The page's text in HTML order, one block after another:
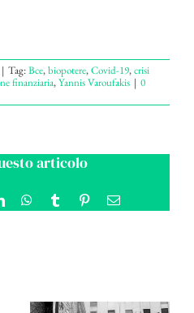
| Tag:Bce,biopotere,Covid-19,crisi
finanziaria,Yannis Varoufakis | 0
articolo
LinkedInWhatsApp
Tumblr PinterestEmail